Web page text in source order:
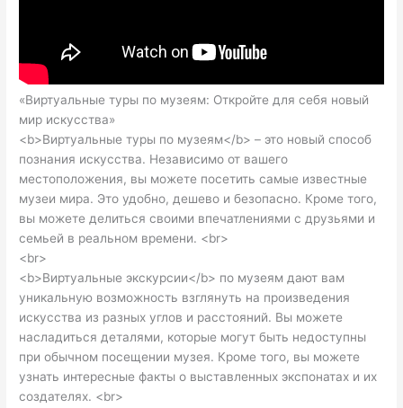
«Виртуальные туры по музеям: Откройте для себя новый
мир искусства»
<b>Виртуальные туры по музеям</b> – это новый способ
познания искусства. Независимо от вашего
местоположения, вы можете посетить самые известные
музеи мира. Это удобно, дешево и безопасно. Кроме того,
вы можете делиться своими впечатлениями с друзьями и
семьей в реальном времени. <br>
<br>
<b>Виртуальные экскурсии</b> по музеям дают вам
уникальную возможность взглянуть на произведения
искусства из разных углов и расстояний. Вы можете
насладиться деталями, которые могут быть недоступны
при обычном посещении музея. Кроме того, вы можете
узнать интересные факты о выставленных экспонатах и их
создателях. <br>